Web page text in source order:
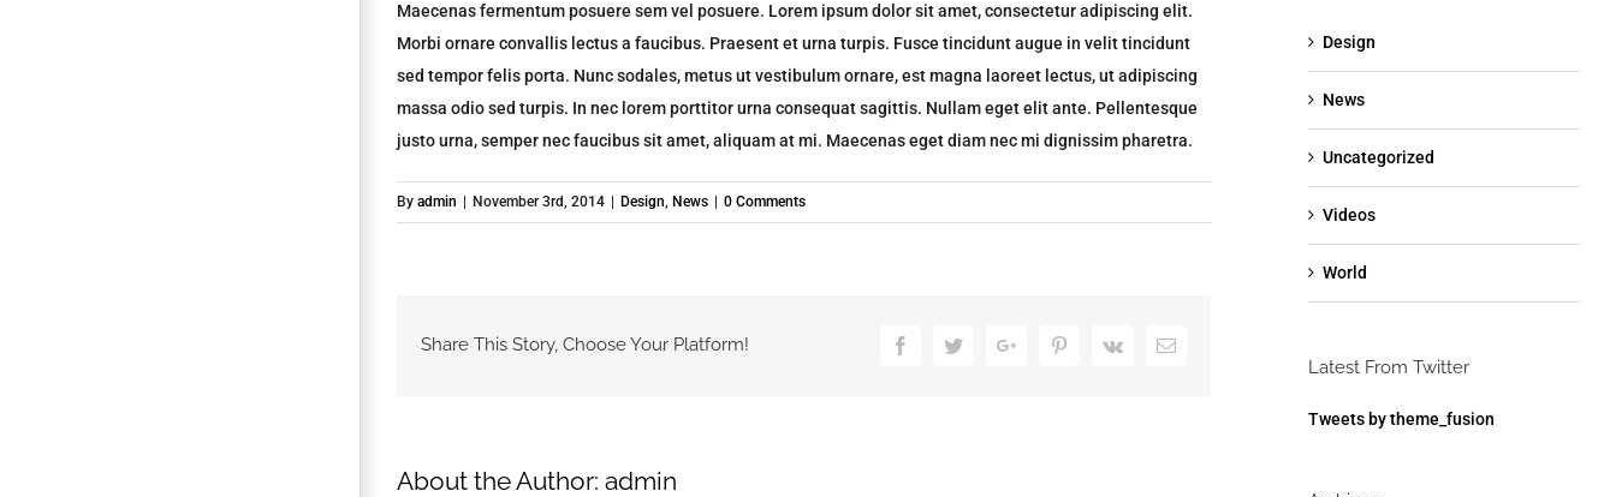
Maecenas fermentum posuere sem vel posuere. Lorem ipsum dolor sit amet, consectetur adipiscing elit.
Morbi ornare convallis lectus a faucibus. Praesent et urna turpis. Fusce tincidunt augue in velit tincidunt
sed tempor felis porta. Nunc sodales, metus ut vestibulum ornare, est magna laoreet lectus, ut adipiscing
massa odio sed turpis. In nec lorem porttitor urna consequat sagittis. Nullam eget elit ante. Pellentesque
justo urna, semper nec faucibus sit amet, aliquam at mi. Maecenas eget diam nec mi dignissim pharetra.
By admin November 3rd, 2014 Design, News 0 Comments
Share This Story, Choose Your Platform! FacebookTwitterGoogle+ PinterestVk Email
About the Author: admin
Design
News
Uncategorized
Videos
World
Latest From Twitter
Tweets by theme_fusion